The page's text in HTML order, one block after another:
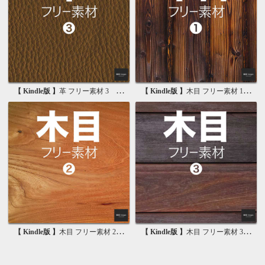
【 Kindle版 】 革 フリー素材 3 無料で使える背景素材集 【 Kindle版 】 木目 フリー素材 1 無料で使える写真素材集
【 Kindle版 】 木目 フリー素材 2 無料で使える画像素材集 【 Kindle版 】 木目 フリー素材 3 無料で使える背景素材集